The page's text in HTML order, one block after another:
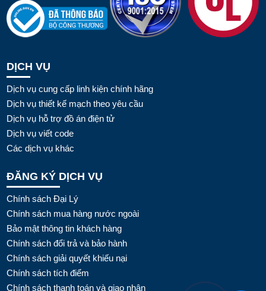
DỊCH VỤ
Dịch vụ cung cấp linh kiện chính hãng
Dịch vụ thiết kế mạch theo yêu cầu
Dịch vụ hỗ trợ đồ án điện tử
Dịch vụ viết code
Các dịch vụ khác
ĐĂNG KÝ DỊCH VỤ
Chính sách Đại Lý
Chính sách mua hàng nước ngoài
Bảo mật thông tin khách hàng
Chính sách đổi trả và bảo hành
Chính sách giải quyết khiếu nại
Chính sách tích điểm
Chính sách thanh toán và giao nhận